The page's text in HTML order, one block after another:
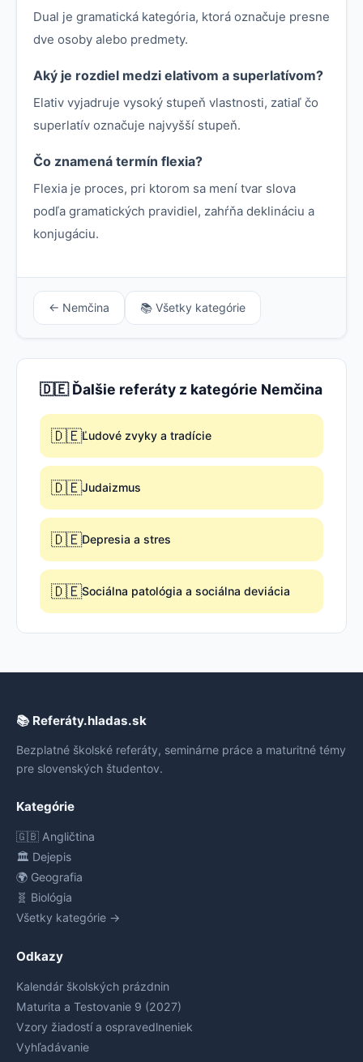
Dual je gramatická kategória, ktorá označuje presne
dve osoby alebo predmety.
Aký je rozdiel medzi elativom a superlatívom?
Elativ vyjadruje vysoký stupeň vlastnosti, zatiaľ čo
superlatív označuje najvyšší stupeň.
Čo znamená termín flexia?
Flexia je proces, pri ktorom sa mení tvar slova
podľa gramatických pravidiel, zahŕňa deklináciu a
konjugáciu.
← Nemčina 📚 Všetky kategórie
🇩🇪 Ďalšie referáty z kategórie Nemčina
🇩🇪Ľudové zvyky a tradície
🇩🇪Judaizmus
🇩🇪Depresia a stres
🇩🇪Sociálna patológia a sociálna deviácia
📚 Referáty.hladas.sk
Bezplatné školské referáty, seminárne práce a maturitné témy
pre slovenských študentov.
Kategórie
🇬🇧 Angličtina
🏛️ Dejepis
🌍 Geografia
🧬 Biológia
Všetky kategórie →
Odkazy
Kalendár školských prázdnin
Maturita a Testovanie 9 (2027)
Vzory žiadostí a ospravedlneniek
Vyhľadávanie